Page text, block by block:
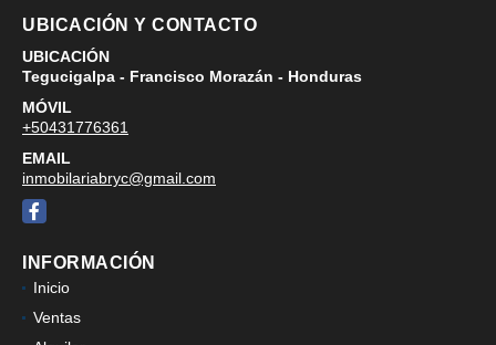
UBICACIÓN Y CONTACTO
UBICACIÓN
Tegucigalpa - Francisco Morazán - Honduras
MÓVIL
+50431776361
EMAIL
inmobilariabryc@gmail.com
Facebook
INFORMACIÓN
Inicio
Ventas